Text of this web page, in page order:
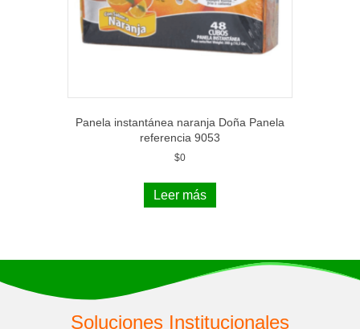
Panela instantánea naranja Doña Panela
referencia 9053
$0
Leer más
Soluciones Institucionales